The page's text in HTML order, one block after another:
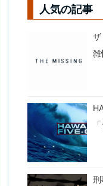
人気の記事
ザ
雑
刑